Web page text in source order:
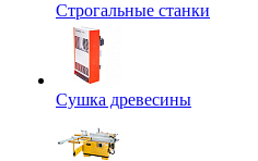
Строгальные станки
Сушка древесины